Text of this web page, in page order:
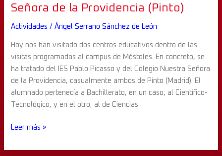
Señora de la Providencia (Pinto)
Actividades /Ángel Serrano Sánchez de León
Hoy nos han visitado dos centros educativos dentro de las
visitas programadas al campus de Móstoles. En concreto, se
ha tratado del IES Pablo Picasso y del Colegio Nuestra Señora
de la Providencia, casualmente ambos de Pinto (Madrid). El
alumnado pertenecía a Bachillerato, en un caso, al Científico-
Tecnológico, y en el otro, al de Ciencias
el
IES
Picasso
(Pinto)
y
el
Colegio
Nuestra
de
Leer más »